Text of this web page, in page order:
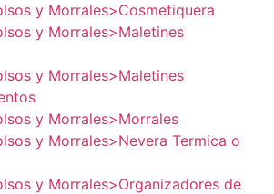
y Morrales>Cosmetiquera
y Morrales>Maletines
y Morrales>Maletines
y Morrales>Morrales
y Morrales>Nevera Termica o
y Morrales>Organizadores de